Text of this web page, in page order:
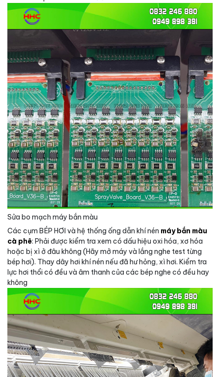
Sửa bo mạch máy bắn màu
Các cụm BÉP HƠI và hệ thống ống dẫn khí nén máy bắn màu
cà phê: Phải được kiểm tra xem có dấu hiệu oxi hóa, xơ hóa
hoặc bị xì ở đâu không (Hãy mở máy và lắng nghe test từng
bép hơi). Thay dây hơi khí nén nếu đã hư hỏng, xì hơi. Kiểm tra
lực hơi thổi có đều và âm thanh của các bép nghe có đều hay
không